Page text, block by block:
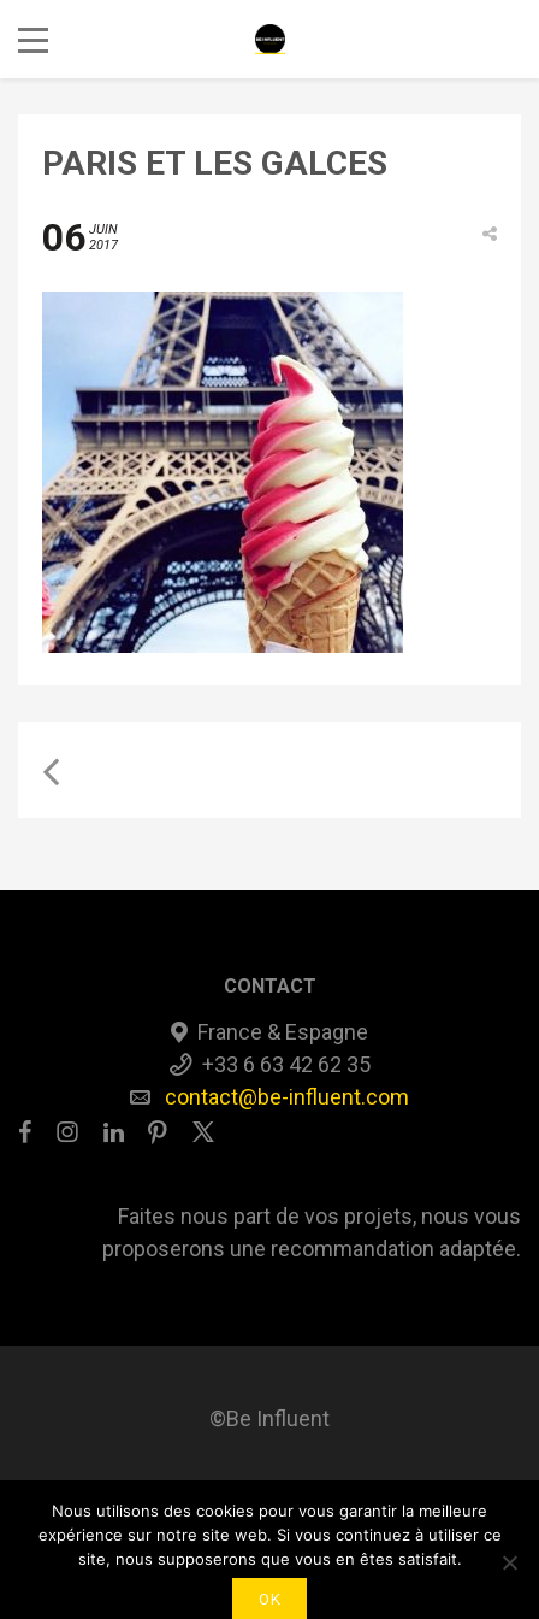
PARIS ET LES GALCES
06 JUIN
2017
CONTACT
France & Espagne
+33 6 63 42 62 35
contact@be-influent.com
Faites nous part de vos projets, nous vous
proposerons une recommandation adaptée.
©Be Influent
Be influent A propos Blog Contact Mentions légales
Nous utilisons des cookies pour vous garantir la meilleure
expérience sur notre site web. Si vous continuez à utiliser ce
site, nous supposerons que vous en êtes satisfait.
OK